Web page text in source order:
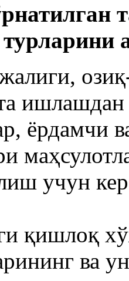
ишлашдан
ёрдамчи
учун
қишлоқ
ва